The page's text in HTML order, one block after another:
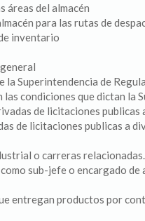
áreas del almacén
para las rutas de
inventario
la Superintendencia de
las condiciones que dictan la
de licitaciones publicas
de licitaciones publicas a
o carreras relacionadas.
sub-jefe o encargado de
entregan productos por